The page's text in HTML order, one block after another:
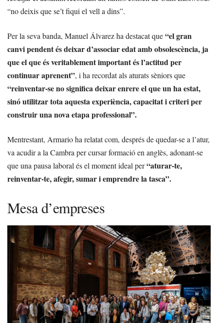
“no deixis que se’t fiqui el vell a dins”.
Per la seva banda, Manuel Álvarez ha destacat que“el gran
canvi pendent és deixar d’associar edat amb obsolescència, ja
que el que és veritablement important és l’actitud per
continuar aprenent”, i ha recordat als aturats sèniors que
“reinventar-se no significa deixar enrere el que un ha estat,
sinó utilitzar tota aquesta experiència, capacitat i criteri per
construir una nova etapa professional”.
Mentrestant, Armario ha relatat com, després de quedar-se a l’atur,
va acudir a la Cambra per cursar formació en anglès, adonant-se
que una pausa laboral és el moment ideal per“aturar-te,
reinventar-te, afegir, sumar i emprendre la tasca”.
Mesa d’empreses